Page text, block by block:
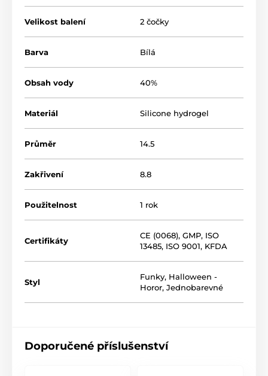
Velikost balení 2 čočky
Barva Bílá
Obsah vody 40%
Materiál Silicone hydrogel
Průměr 14.5
Zakřivení 8.8
Použitelnost 1 rok
Certifikáty
CE (0068), GMP, ISO
13485, ISO 9001, KFDA
Styl
Funky, Halloween -
Horor, Jednobarevné
Doporučené příslušenství